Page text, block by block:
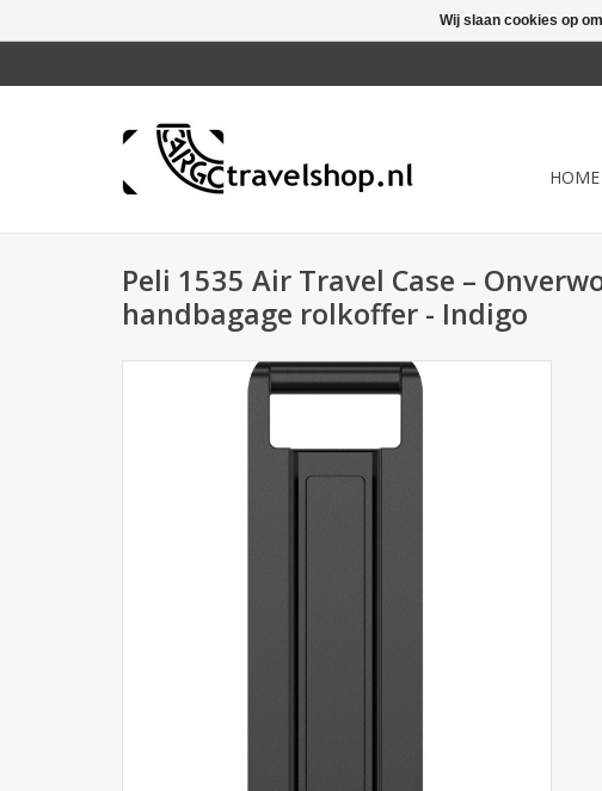
HOME
Peli 1535 Air Travel Case –
handbagage rolkoffer - Indigo
Wij slaan cookies op